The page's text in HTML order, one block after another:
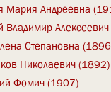
Мария Андреевна
Владимир
Степановна
Николаевич (1892)
Фомич (1907)